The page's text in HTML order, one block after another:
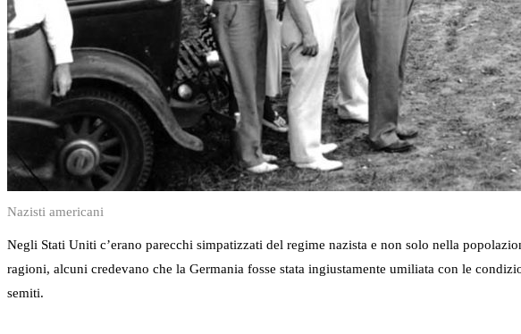
Nazisti americani
Negli Stati Uniti c’erano parecchi simpatizzati del regime nazista e non solo nella
ragioni, alcuni credevano che la Germania fosse stata ingiustamente umiliata con le
semiti.